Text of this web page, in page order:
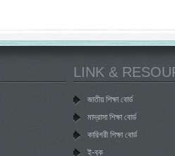
LINK &
জাতীয় শিক্ষা বোর্ড
মাদ্রাসা শিক্ষা বোর্ড
কারিগরী শিক্ষা বোর্ড
ই-বুক